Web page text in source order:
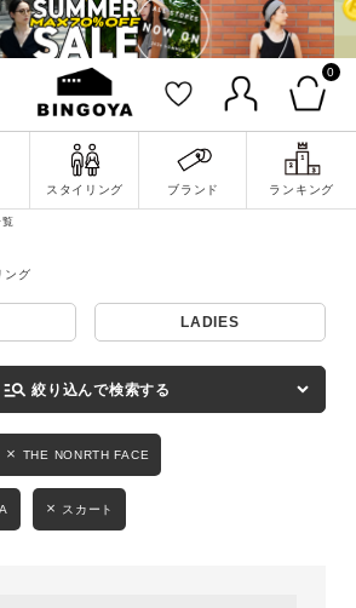
0
スタイリング ブランド ランキング
詳細検索
LADIES
覧
LADIES
manage_search 絞り込んで検索する
THE NONRTH FACE
スカート